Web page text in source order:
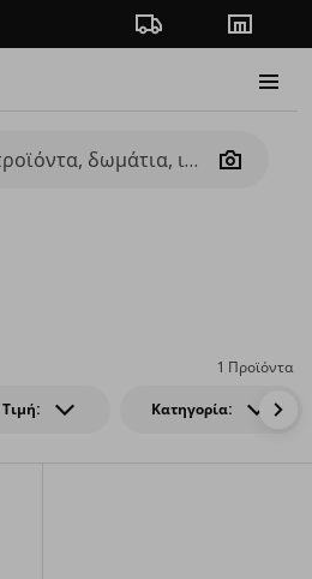
Πορεία παραγγελίας
Camera
Τιμή: Κατηγορία:
1 Προϊόντα